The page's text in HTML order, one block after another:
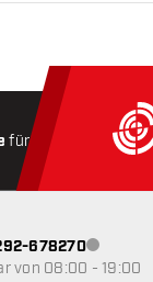
für Kunden
678270
von 08:00 - 19:00